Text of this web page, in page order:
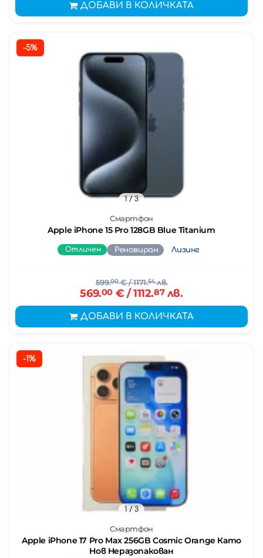
ДОБАВИ В КОЛИЧКАТА
-5%
Смартфон
Apple iPhone 15 Pro 128GB Blue Titanium
1/ 3
Отличен Реновиран Лизинг
599.00€/ 1171.54лв.
569.00€ / 1112.87лв.
ДОБАВИ В КОЛИЧКАТА
-1%
Смартфон
Apple iPhone 17 Pro Max 256GB Cosmic Orange Като
Нов Неразопакован
1 / 3